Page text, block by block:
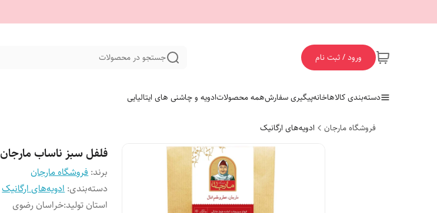
ورود / ثبت نام جستجو در محصولات
دسته‌بندی کالاهاخانهپیگیری سفارشهمه محصولاتادویه و چاشنی های ایتالیایی
فروشگاه مارجان ادویه‌های ارگانیک
فلفل سبز ناساب مارجان 250 گرم
برند:فروشگاه مارجان
دسته‌بندی:ادویه‌های ارگانیک
استان تولید:خراسان رضوی